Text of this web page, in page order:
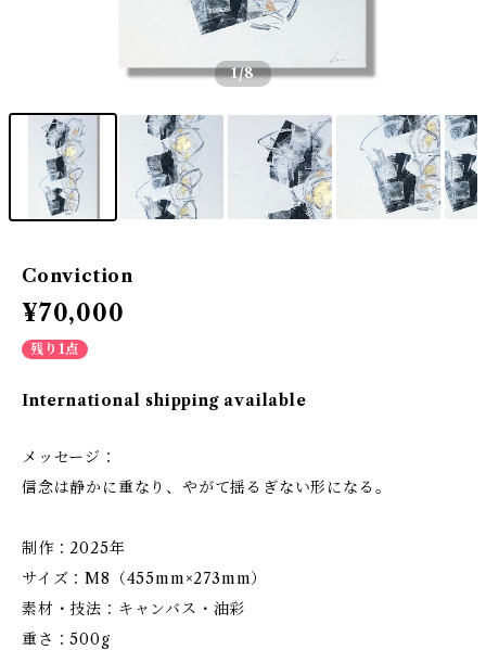
1/8
Conviction
¥70,000
残り1点
International shipping available
メッセージ：
信念は静かに重なり、やがて揺るぎない形になる。
制作：2025年
サイズ：M8（455mm×273mm）
素材・技法：キャンバス・油彩
重さ：500g